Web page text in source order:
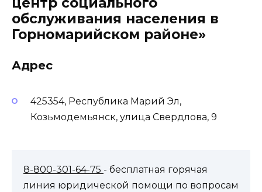
обслуживания населения в
Горномарийском районе»
Адрес
425354, Республика Марий Эл,
Козьмодемьянск, улица Свердлова, 9
8-800-301-64-75 - бесплатная горячая
линия юридической помощи по вопросам